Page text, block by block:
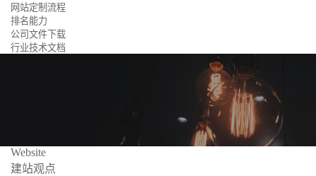
网站定制流程
排名能力
公司文件下载
行业技术文档
Website
建站观点